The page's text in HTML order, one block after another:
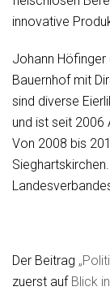
innovative
Johann Höfinger
Bauernhof mit
sind diverse
und ist seit 2006
Von 2008 bis
Der Beitrag
zuerst auf Blick